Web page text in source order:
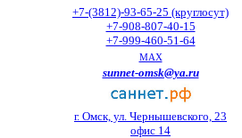
+7-(3812)-93-65-25 (круглосут)
+7-908-807-40-15
+7-999-460-51-64
MAX
sunnet-omsk@ya.ru
г. Омск, ул. Чернышевского, 23
офис 14